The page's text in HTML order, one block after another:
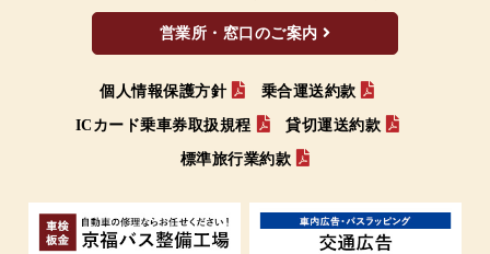
営業所・窓口のご案内
個人情報保護方針 乗合運送約款
ICカード乗車券取扱規程 貸切運送約款
標準旅行業約款